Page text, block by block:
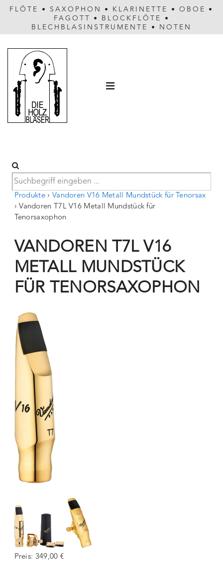
FLÖTE • SAXOPHON • KLARINETTE • OBOE
•
FAGOTT
• BLOCKFLÖTE
•
BLECHBLASINSTRUMENTE
• NOTEN
Produkte › Vandoren V16 Metall Mundstück für Tenorsax
› Vandoren T7L V16 Metall Mundstück für
Tenorsaxophon
VANDOREN T7L V16
METALL MUNDSTÜCK
FÜR TENORSAXOPHON
Preis: 349,00 €